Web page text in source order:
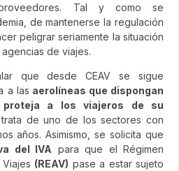
Tal y como se
de mantenerse la regulación
peligrar seriamente la situación
de viajes.
que desde CEAV se sigue
a las aerolíneas que dispongan
a los viajeros de su
trata de uno de los sectores con
años. Asimismo, se solicita que
del IVA para que el Régimen
(REAV) pase a estar sujeto